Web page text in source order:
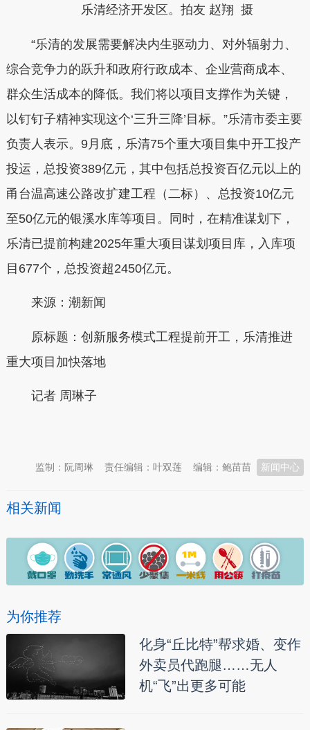
乐清经济开发区。拍友 赵翔 摄
“乐清的发展需要解决内生驱动力、对外辐射力、
综合竞争力的跃升和政府行政成本、企业营商成本、
群众生活成本的降低。我们将以项目支撑作为关键，
以钉钉子精神实现这个‘三升三降’目标。”乐清市委主要
负责人表示。9月底，乐清75个重大项目集中开工投产
投运，总投资389亿元，其中包括总投资百亿元以上的
甬台温高速公路改扩建工程（二标）、总投资10亿元
至50亿元的银溪水库等项目。同时，在精准谋划下，
乐清已提前构建2025年重大项目谋划项目库，入库项
目677个，总投资超2450亿元。
来源：潮新闻
原标题：创新服务模式工程提前开工，乐清推进
重大项目加快落地
记者 周琳子
新闻中心
编辑：鲍苗苗
责任编辑：叶双莲
监制：阮周琳
相关新闻
为你推荐
化身“丘比特”帮求婚、变作
外卖员代跑腿……无人
机“飞”出更多可能